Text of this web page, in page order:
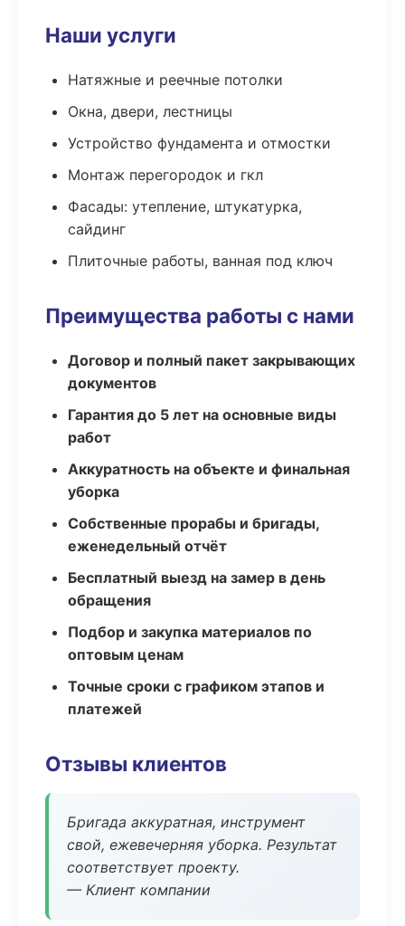
Наши услуги
Натяжные и реечные потолки
Окна, двери, лестницы
Устройство фундамента и отмостки
Монтаж перегородок и гкл
Фасады: утепление, штукатурка,
сайдинг
Плиточные работы, ванная под ключ
Преимущества работы с нами
Договор и полный пакет закрывающих
документов
Гарантия до 5 лет на основные виды
работ
Аккуратность на объекте и финальная
уборка
Собственные прорабы и бригады,
еженедельный отчёт
Бесплатный выезд на замер в день
обращения
Подбор и закупка материалов по
оптовым ценам
Точные сроки с графиком этапов и
платежей
Отзывы клиентов
Бригада аккуратная, инструмент
свой, ежевечерняя уборка. Результат
соответствует проекту.
— Клиент компании